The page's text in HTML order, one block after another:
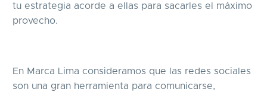
tu estrategia acorde a ellas para sacarles el máximo
provecho.
En Marca Lima consideramos que las redes sociales
son una gran herramienta para comunicarse,